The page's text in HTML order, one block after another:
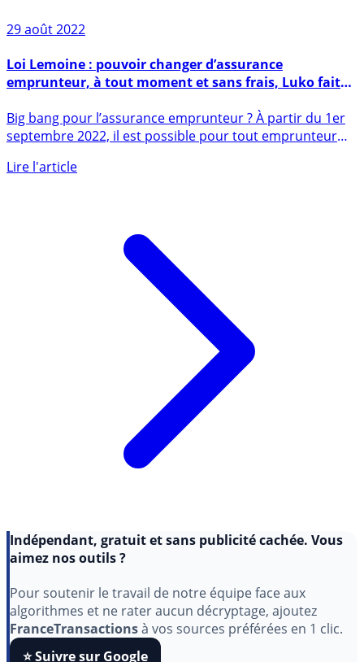
29 août 2022
Loi Lemoine : pouvoir changer d’assurance
emprunteur, à tout moment et sans frais, Luko fait
ses comptes, 15.000€ d’économies en moyenne !
Big bang pour l’assurance emprunteur ? À partir du 1er
septembre 2022, il est possible pour tout emprunteur
de (...)
Lire l'article
Indépendant, gratuit et sans publicité cachée. Vous
aimez nos outils ?
Pour soutenir le travail de notre équipe face aux
algorithmes et ne rater aucun décryptage, ajoutez
FranceTransactionsà vos sources préférées en 1 clic.